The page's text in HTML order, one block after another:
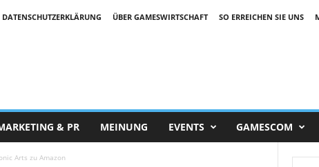
DATENSCHUTZERKLÄRUNG ÜBER GAMESWIRTSCHAFT SO ERREICHEN SIE UNS
& PR MEINUNG EVENTS GAMESCOM
Arts zu Amazon